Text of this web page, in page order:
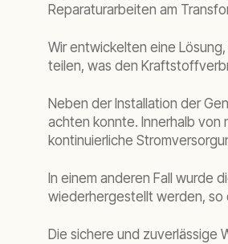
Reparaturarbeiten am
Wir entwickelten eine
teilen, was den
Neben der Installation der
achten konnte. Innerhalb von
kontinuierliche
In einem anderen Fall wurde
wiederhergestellt werden, so
Die sichere und zuverlässige